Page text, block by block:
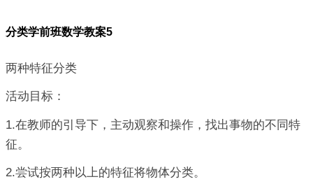
分类学前班数学教案5
两种特征分类
活动目标：
1.在教师的引导下，主动观察和操作，找出事物的不同特
征。
2.尝试按两种以上的特征将物体分类。